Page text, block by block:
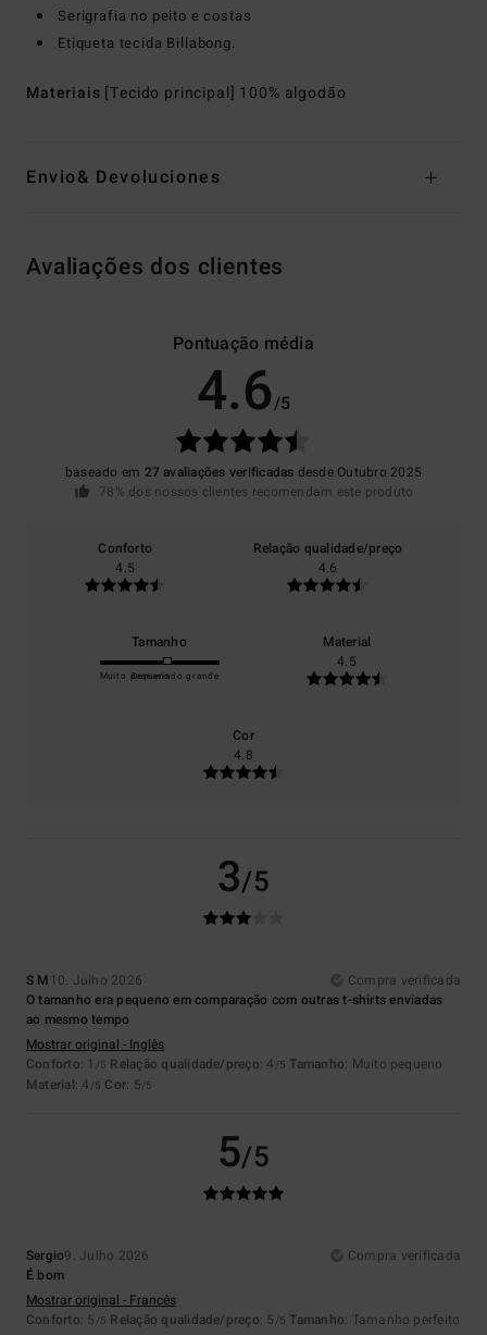
Serigrafia no peito e costas
Etiqueta tecida Billabong.
Materiais [Tecido principal] 100% algodão
Envio& Devoluciones
Avaliações dos clientes
Pontuação média
4.6/5
baseado em 27 avaliações verificadas desde Outubro 2025
78% dos nossos clientes recomendam este produto
Conforto
4.5
Relação qualidade/preço
4.6
Tamanho
Muito pequeno
Demasiado grande
Material
4.5
Cor
4.8
3/5
S M 10. Julho 2026
Compra verificada
O tamanho era pequeno em comparação com outras t-shirts enviadas
ao mesmo tempo
Mostrar original - Inglês
Conforto: 1 /5 Relação qualidade/preço: 4 /5 Tamanho: Muito pequeno
Material: 4 /5 Cor: 5/5
5/5
Sergio9. Julho 2026
Compra verificada
É bom
Mostrar original - Francês
Conforto: 5 /5 Relação qualidade/preço: 5 /5 Tamanho: Tamanho perfeito